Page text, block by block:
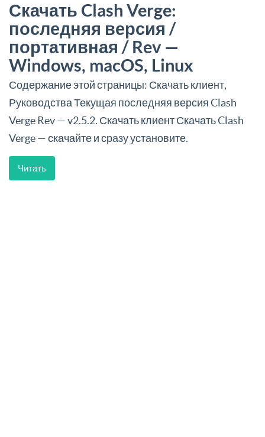
Скачать Clash Verge:
последняя версия /
портативная / Rev —
Windows, macOS, Linux
Содержание этой страницы: Скачать клиент,
Руководства Текущая последняя версия Clash
Verge Rev — v2.5.2. Скачать клиент Скачать Clash
Verge — скачайте и сразу установите.
Читать